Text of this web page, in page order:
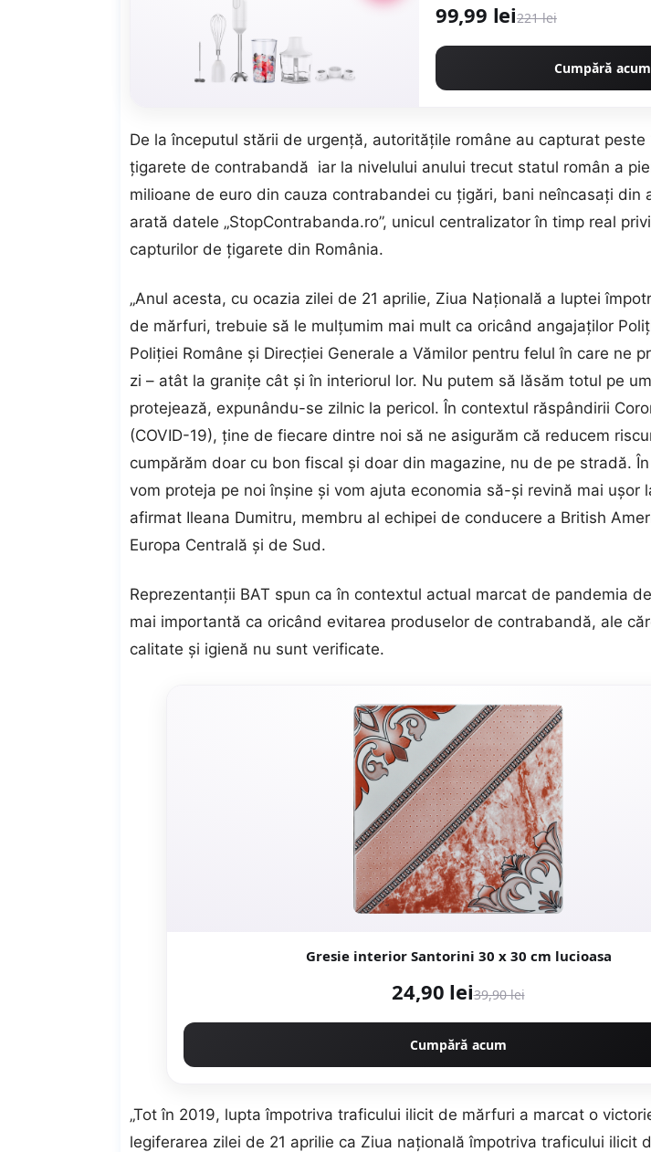
99,99 lei221 lei
Cumpără acum
De la începutul stării de urgenţă, autorităţile române au capturat peste
ţigarete de contrabandă iar la nivelului anului trecut statul român a
milioane de euro din cauza contrabandei cu ţigări, bani neîncasaţi din
arată datele „StopContrabanda.ro”, unicul centralizator în timp real
capturilor de ţigarete din România.
„Anul acesta, cu ocazia zilei de 21 aprilie, Ziua Naţională a luptei
de mărfuri, trebuie să le mulţumim mai mult ca oricând angajaţilor
Poliţiei Române şi Direcţiei Generale a Vămilor pentru felul în care ne
zi – atât la graniţe cât şi în interiorul lor. Nu putem să lăsăm totul pe
protejează, expunându-se zilnic la pericol. În contextul răspândirii
(COVID-19), ţine de fiecare dintre noi să ne asigurăm că reducem
cumpărăm doar cu bon fiscal şi doar din magazine, nu de pe stradă.
vom proteja pe noi înşine şi vom ajuta economia să-şi revină mai uşor
afirmat Ileana Dumitru, membru al echipei de conducere a British
Europa Centrală şi de Sud.
Reprezentanţii BAT spun ca în contextul actual marcat de pandemia
mai importantă ca oricând evitarea produselor de contrabandă, ale
calitate şi igienă nu sunt verificate.
Gresie interior Santorini 30 x 30 cm lucioasa
24,90 lei39,90 lei
Cumpără acum
„Tot în 2019, lupta împotriva traficului ilicit de mărfuri a marcat o
legiferarea zilei de 21 aprilie ca Ziua naţională împotriva traficului ilicit